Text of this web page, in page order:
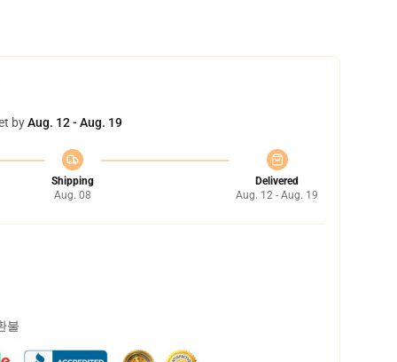
byAug. 12 - Aug. 19
Shipping
Aug. 08
Delivered
Aug. 12 - Aug. 19
불